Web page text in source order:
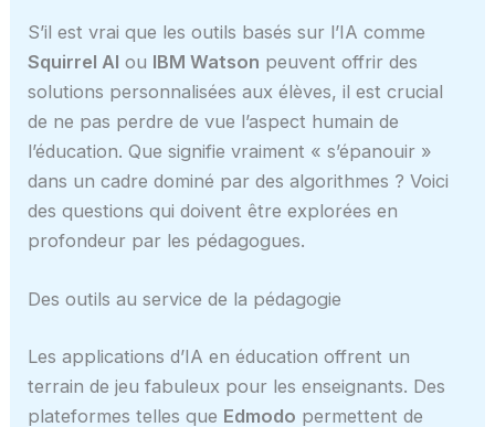
S’il est vrai que les outils basés sur l’IA comme
Squirrel AI ou IBM Watson peuvent offrir des
solutions personnalisées aux élèves, il est crucial
de ne pas perdre de vue l’aspect humain de
l’éducation. Que signifie vraiment « s’épanouir »
dans un cadre dominé par des algorithmes ? Voici
des questions qui doivent être explorées en
profondeur par les pédagogues.
Des outils au service de la pédagogie
Les applications d’IA en éducation offrent un
terrain de jeu fabuleux pour les enseignants. Des
plateformes telles que Edmodo permettent de